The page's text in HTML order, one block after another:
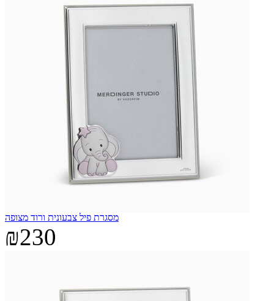
מסגרת פיל צבעונית ורוד מצופה
₪230